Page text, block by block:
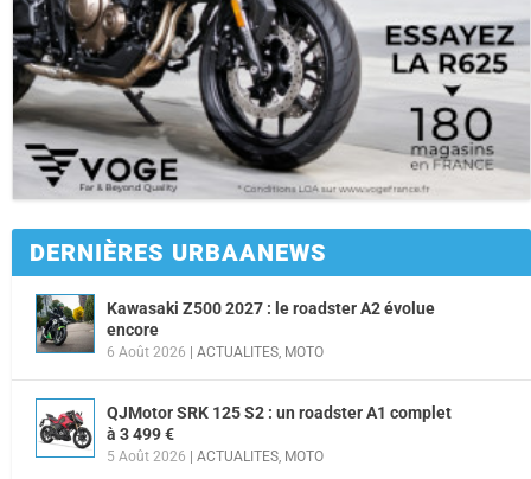
DERNIÈRES URBAANEWS
Kawasaki Z500 2027 : le roadster A2 évolue
encore
6 Août 2026 ACTUALITES, MOTO
QJMotor SRK 125 S2 : un roadster A1 complet
à 3 499 €
5 Août 2026 ACTUALITES, MOTO